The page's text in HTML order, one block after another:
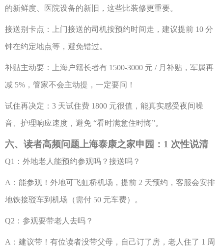
的新鲜度、医院设备的新旧，这些比装修更重要。
接送别卡点：上门接送的司机按预约时间走，建议提前 10 分
钟在约定地点等，避免错过。
补贴主动要：上海户籍长者有 1500-3000 元 / 月补贴，军属再
减 5%，管家不会主动提，一定要问！
试住再决定： 3 天试住费 1800 元很值，能真实感受夜间噪
音、护理响应速度，避免 “看时满意住时悔”。
六、读者高频问题上海泰康之家申园： 1 次性说清
Q1：外地老人能预约参观吗？接送吗？
A：能参观！外地可飞虹桥机场，提前 2 天预约，客服会安排
地铁接驳车到机场（需付 50 元车费）。
Q2：参观要带老人去吗？
A：建议带！有位读者没带父母，自己订了房，老人住了 1 周